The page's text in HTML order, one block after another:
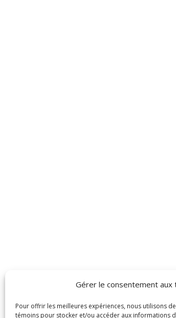
Gérer le consentement aux
Pour offrir les meilleures expériences, nous utilisons
témoins pour stocker et/ou accéder aux informations